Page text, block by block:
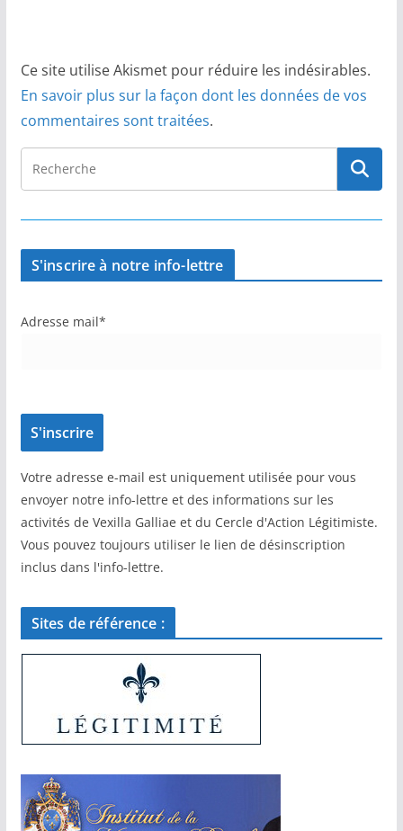
Ce site utilise Akismet pour réduire les indésirables.
En savoir plus sur la façon dont les données de vos
commentaires sont traitées.
S'inscrire à notre info-lettre
Adresse mail*
Votre adresse e-mail est uniquement utilisée pour vous
envoyer notre info-lettre et des informations sur les
activités de Vexilla Galliae et du Cercle d'Action Légitimiste.
Vous pouvez toujours utiliser le lien de désinscription
inclus dans l'info-lettre.
Sites de référence :